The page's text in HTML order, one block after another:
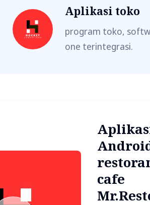
Aplikasi toko
program toko,
one terintegrasi.
cafe